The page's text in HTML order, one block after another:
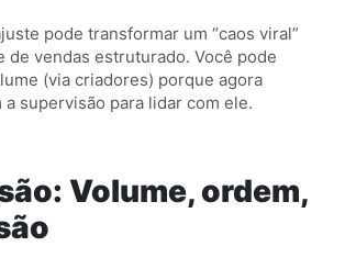
pode transformar um “caos viral”
de vendas estruturado. Você pode
(via criadores) porque agora
supervisão para lidar com ele.
Volume, ordem,